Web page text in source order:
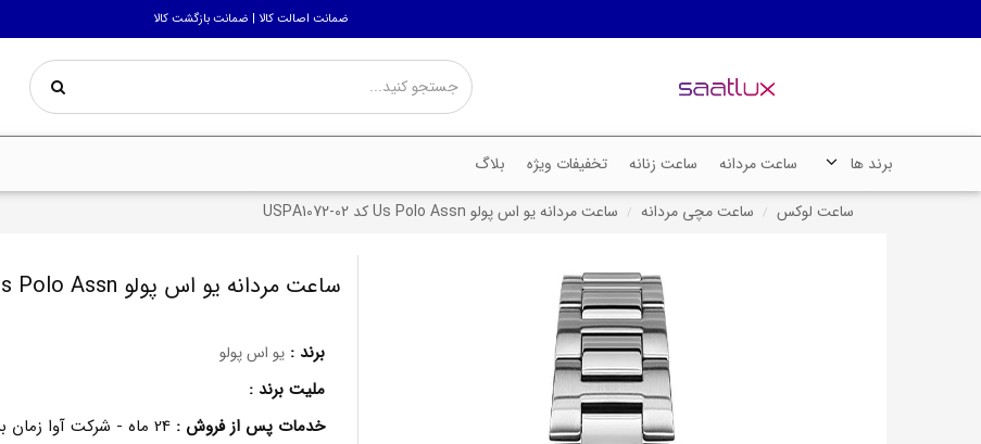
ضمانت اصالت کالا | ضمانت بازگشت کالا
برند ها ساعت مردانه ساعت زنانه تخفیفات ویژه
بلاگ
ساعت لوکس
ساعت مچی مردانه ساعت مردانه یو اس پولو Us Polo Assn کد USPA1072-02
ساعت مردانه یو اس پولو Us Polo Assn کد USPA1072-02
برند : یو اس پولو
ملیت برند :
خدمات پس از فروش :24 ماه - شرکت آوا زمان برتر